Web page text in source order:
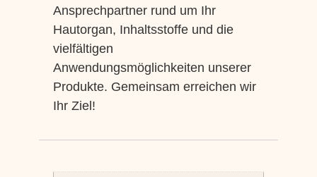
Ansprechpartner rund um Ihr
Hautorgan, Inhaltsstoffe und die
vielfältigen
Anwendungsmöglichkeiten unserer
Produkte. Gemeinsam erreichen wir
Ihr Ziel!